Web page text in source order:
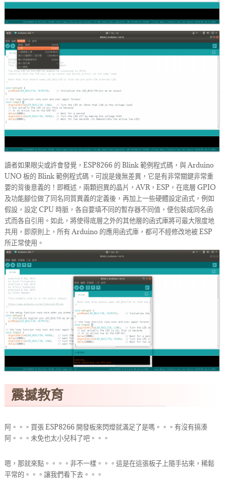
讀者如果眼尖或許會發覺，ESP8266 的 Blink 範例程式碼，與 Arduino
UNO 板的 Blink 範例程式碼，可說是幾無差異，它是有非常關鍵非常重
要的背後意義的！即概述，兩顆迥異的晶片，AVR，ESP，在底層 GPIO
及功能腳位做了同名同質異義的定義後，再加上一些硬體設定函式，例如
假設，設定 CPU 時脈，各自要填不同的暫存器不同值，便包裝成同名函
式而各自引用。如此，將使得底層之外的其他層的函式庫將可最大限度地
共用，即原則上，所有 Arduino 的應用函式庫，都可不經修改地被 ESP
所正常使用。
震撼教育
阿。。。買張 ESP8266 開發板來閃燈就滿足了是嗎。。。有沒有搞湊
阿。。。未免也太小兒科了吧。。。
嗯，那就來點。。。。非不一樣。。。這是在這張板子上隨手拈來，稀鬆
平常的。。。讓我們看下去。。。